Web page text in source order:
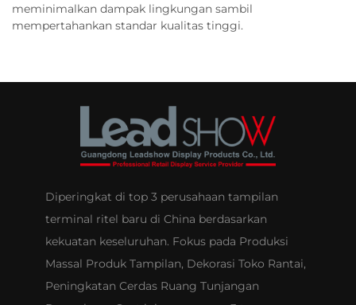
meminimalkan dampak lingkungan sambil
mempertahankan standar kualitas tinggi.
Diperingkat di top 3 perusahaan tampilan
terminal ritel baru di China berdasarkan
kekuatan keseluruhan. Fokus pada Produksi
Massal Produk Tampilan, Dekorasi Toko Rantai,
Peningkatan Cerdas Ruang Tunjangan